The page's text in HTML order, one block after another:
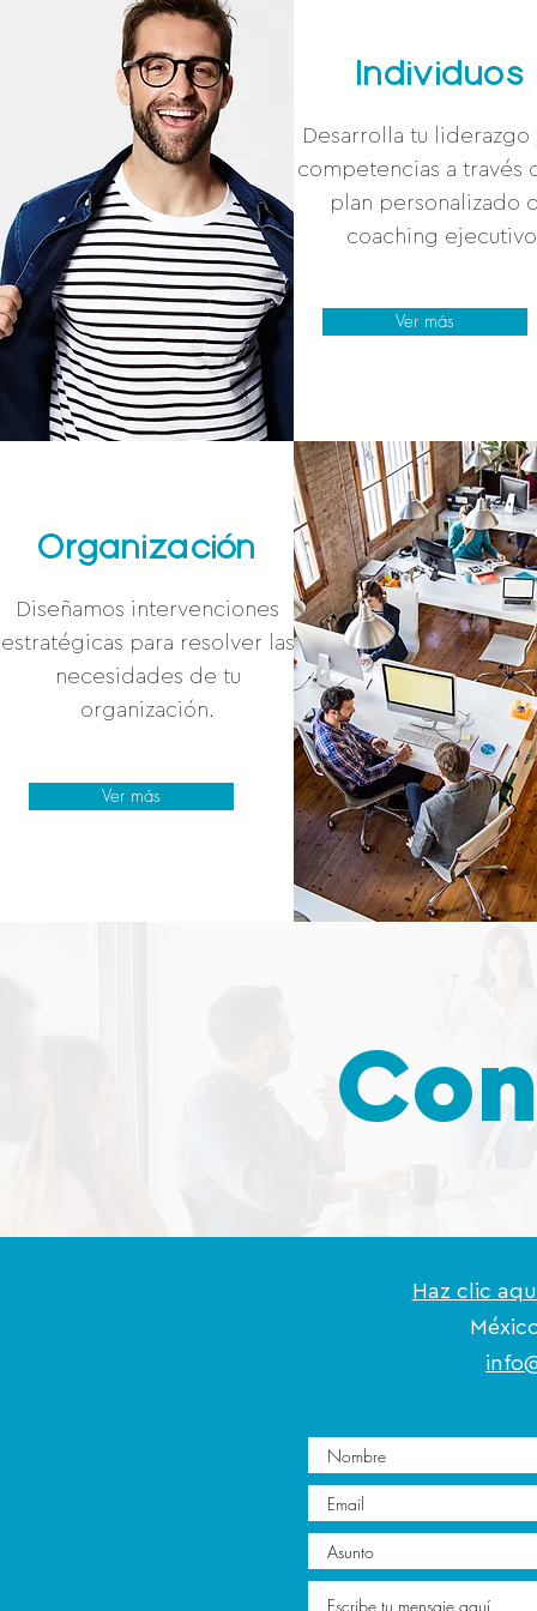
Individuos
Desarrolla tu liderazgo
competencias a través
plan personalizado
coaching ejecutivo
Ver más
Organización
Diseñamos intervenciones
estratégicas para resolver las
necesidades de tu
organización.
Ver más
Haz clic